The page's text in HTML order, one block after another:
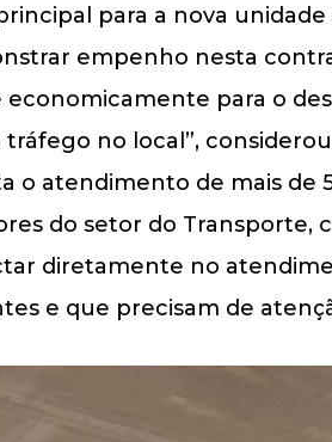
para a nova
empenho nesta
para o
no local”,
o atendimento de mais de
do setor do Transporte,
diretamente no
e que precisam de